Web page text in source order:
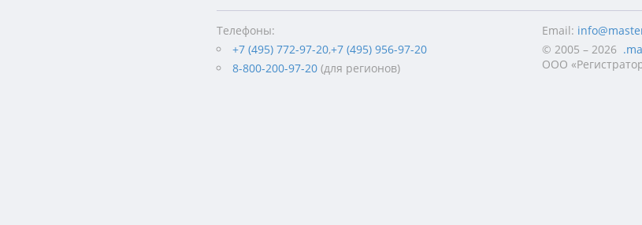
Телефоны:
+7 (495) 772-97-20,+7 (495) 956-97-20
8-800-200-97-20 (для регионов)
Email:
© 2005 – 2026
ООО